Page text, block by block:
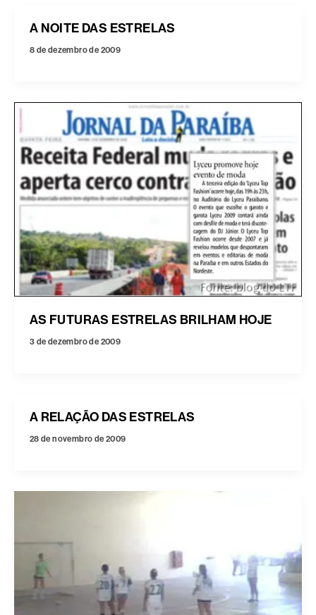
A NOITE DAS ESTRELAS
8 de dezembro de 2009
AS FUTURAS ESTRELAS BRILHAM HOJE
3 de dezembro de 2009
A RELAÇÃO DAS ESTRELAS
28 de novembro de 2009